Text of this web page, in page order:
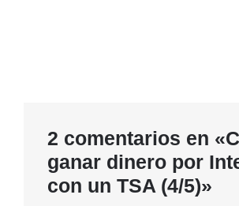
2 comentarios en
ganar dinero por
con un TSA (4/5)»